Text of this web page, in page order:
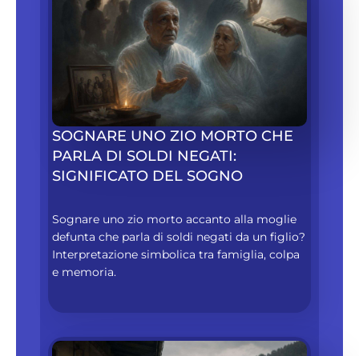
SOGNARE UNO ZIO MORTO CHE
PARLA DI SOLDI NEGATI:
SIGNIFICATO DEL SOGNO
Sognare uno zio morto accanto alla moglie
defunta che parla di soldi negati da un figlio?
Interpretazione simbolica tra famiglia, colpa
e memoria.